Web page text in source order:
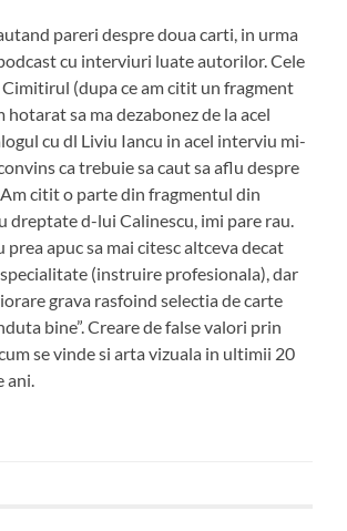
pareri despre doua carti, in urma
cu interviuri luate autorilor. Cele
(dupa ce am citit un fragment
sa ma dezabonez de la acel
cu dl Liviu Iancu in acel interviu mi-
ca trebuie sa caut sa aflu despre
citit o parte din fragmentul din
dreptate d-lui Calinescu, imi pare rau.
prea apuc sa mai citesc altceva decat
(instruire profesionala), dar
grava rasfoind selectia de carte
bine”. Creare de false valori prin
se vinde si arta vizuala in ultimii 20
ani.